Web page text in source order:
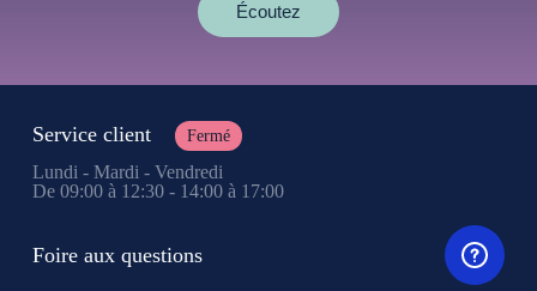
Écoutez
Service client Fermé
Lundi - Mardi - Vendredi
De 09:00 à 12:30 - 14:00 à 17:00
Foire aux questions